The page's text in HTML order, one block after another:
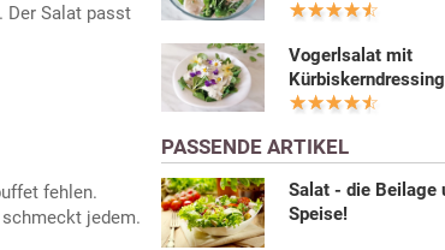
Der Salat passt
fehlen.
jedem.
Vogerlsalat mit
Kürbiskerndressing
PASSENDE ARTIKEL
Salat - die Beilage
Speise!